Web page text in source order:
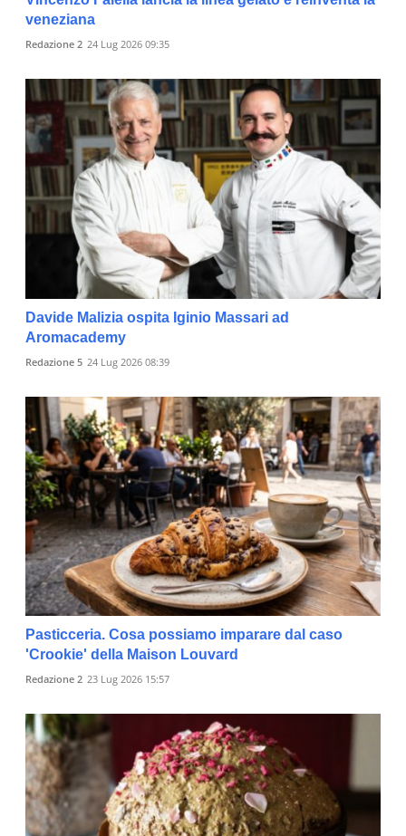
veneziana
Redazione 2 24 Lug 2026 09:35
Davide Malizia ospita Iginio Massari ad
Aromacademy
Redazione 5 24 Lug 2026 08:39
Pasticceria. Cosa possiamo imparare dal caso
'Crookie' della Maison Louvard
Redazione 2 23 Lug 2026 15:57